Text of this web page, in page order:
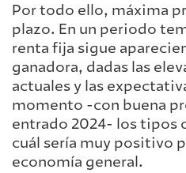
Por todo ello, máxima
plazo. En un periodo
renta fija sigue
ganadora, dadas las
actuales y las
momento -con buena
entrado 2024- los tipos
cuál sería muy positivo
economía general.